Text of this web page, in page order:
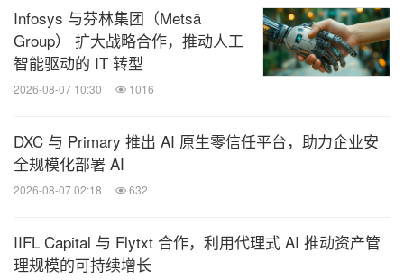
Infosys 与芬林集团（Metsä
Group） 扩大战略合作，推动人工
智能驱动的 IT 转型
2026-08-07 10:30 1016
DXC 与 Primary 推出 AI 原生零信任平台，助力企业安
全规模化部署 AI
2026-08-07 02:18 632
IIFL Capital 与 Flytxt 合作，利用代理式 AI 推动资产管
理规模的可持续增长